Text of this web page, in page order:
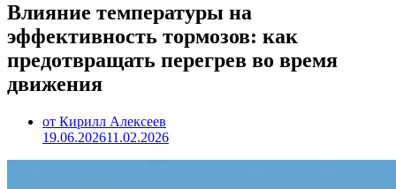
Влияние температуры на
эффективность тормозов: как
предотвращать перегрев во время
движения
от Кирилл Алексеев
19.06.202611.02.2026